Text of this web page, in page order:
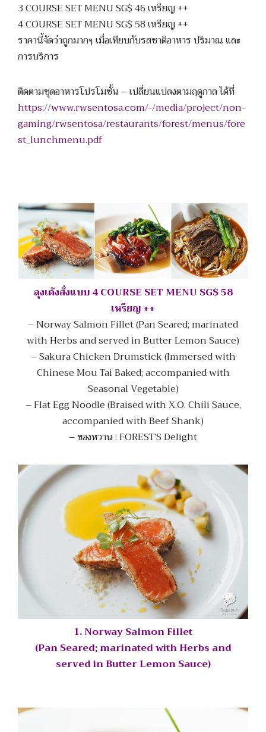
3 COURSE SET MENU SG$ 46 เหรียญ ++
4 COURSE SET MENU SG$ 58 เหรียญ ++
ราคานี้จัดว่าถูกมากๆ เมื่อเทียบกับรสชาติอาหาร ปริมาณ และ
การบริการ
ติดตามชุดอาหารโปรโมชั้น – เปลี่ยนแปลงตามฤดูกาล ได้ที่
https://www.rwsentosa.com/-/media/project/non-
gaming/rwsentosa/restaurants/forest/menus/fore
st_lunchmenu.pdf
ลุงเด้งสั่งแบบ 4 COURSE SET MENU SG$ 58
เหรียญ ++
– Norway Salmon Fillet (Pan Seared; marinated
with Herbs and served in Butter Lemon Sauce)
– Sakura Chicken Drumstick (Immersed with
Chinese Mou Tai Baked; accompanied with
Seasonal Vegetable)
– Flat Egg Noodle (Braised with X.O. Chili Sauce,
accompanied with Beef Shank)
– ของหวาน : FOREST’S Delight
1. Norway Salmon Fillet
(Pan Seared; marinated with Herbs and
served in Butter Lemon Sauce)